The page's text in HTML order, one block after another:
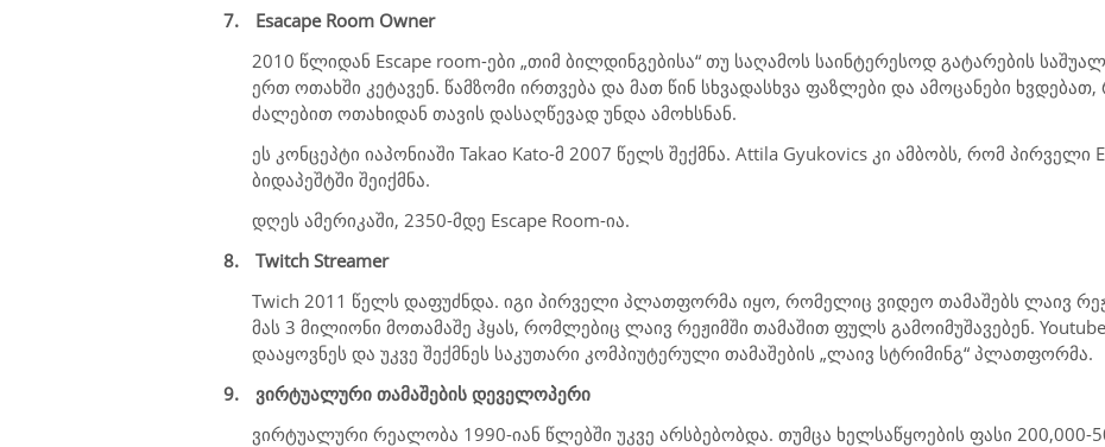
7.
Esacape Room Owner
2010 წლიდან Escape room-ები „თიმ ბილდინგებისა“ თუ საღამოს საინტერესოდ გატარების
ერთ ოთახში კეტავენ. წამზომი ირთვება და მათ წინ სხვადასხვა ფაზლები და ამოცანები
ძალებით ოთახიდან თავის დასაღწევად უნდა ამოხსნან.
ეს კონცეპტი იაპონიაში Takao Kato-მ 2007 წელს შექმნა. Attila Gyukovics კი ამბობს, რომ პირველი
ბიდაპეშტში შეიქმნა.
დღეს ამერიკაში, 2350-მდე Escape Room-ია.
8.
Twitch Streamer
Twich 2011 წელს დაფუძნდა. იგი პირველი პლათფორმა იყო, რომელიც ვიდეო თამაშებს ლაივ
მას 3 მილიონი მოთამაშე ჰყას, რომლებიც ლაივ რეჟიმში თამაშით ფულს გამოიმუშავებენ.
დააყოვნეს და უკვე შექმნეს საკუთარი კომპიუტერული თამაშების „ლაივ სტრიმინგ“ პლათფორმა.
9.
ვირტუალური თამაშების დეველოპერი
ვირტუალური რეალობა 1990-იან წლებში უკვე არსბებობდა. თუმცა ხელსაწყოების ფასი